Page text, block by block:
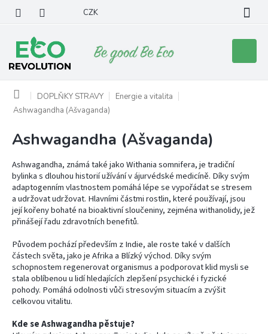
obsah
CZK
košík
Domů DOPLŇKY STRAVY
Energie a vitalita
Ashwagandha (Ašvaganda)
Ashwagandha (Ašvaganda)
Ashwagandha, známá také jako Withania somnifera, je tradiční
bylinka s dlouhou historií užívání v ájurvédské medicíně. Díky svým
adaptogenním vlastnostem pomáhá lépe se vypořádat se stresem
a udržovat udržovat. Hlavními částmi rostlin, které používají, jsou
její kořeny bohaté na bioaktivní sloučeniny, zejména withanolidy, jež
přinášejí řadu zdravotních benefitů.
Původem pochází především z Indie, ale roste také v dalších
částech světa, jako je Afrika a Blízký východ. Díky svým
schopnostem regenerovat organismus a podporovat klid mysli se
stala oblíbenou u lidí hledajících zlepšení psychické i fyzické
pohody. Pomáhá odolnosti vůči stresovým situacím a zvýšit
celkovou vitalitu.
Kde se Ashwagandha pěstuje?